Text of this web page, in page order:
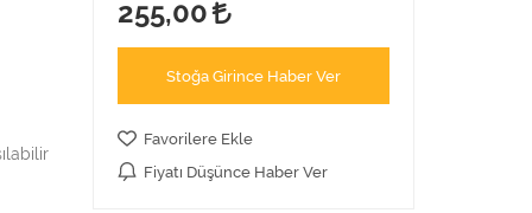
255,00
Stoğa Girince Haber Ver
Favorilere Ekle
Fiyatı Düşünce Haber Ver